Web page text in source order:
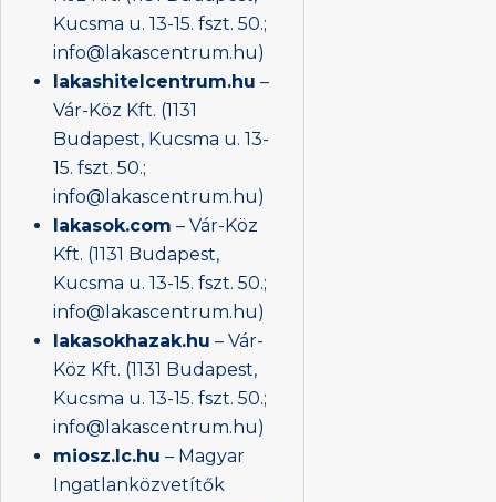
Kucsma u. 13-15. fszt. 50.;
info@lakascentrum.hu)
lakashitelcentrum.hu –
Vár-Köz Kft. (1131
Budapest, Kucsma u. 13-
15. fszt. 50.;
info@lakascentrum.hu)
lakasok.com – Vár-Köz
Kft. (1131 Budapest,
Kucsma u. 13-15. fszt. 50.;
info@lakascentrum.hu)
lakasokhazak.hu – Vár-
Köz Kft. (1131 Budapest,
Kucsma u. 13-15. fszt. 50.;
info@lakascentrum.hu)
miosz.lc.hu – Magyar
Ingatlanközvetítők